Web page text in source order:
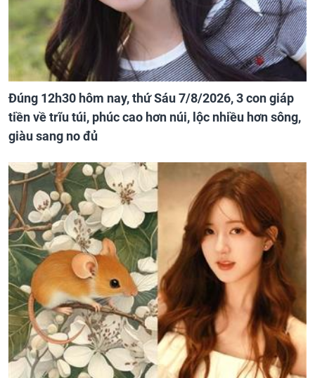
Đúng 12h30 hôm nay, thứ Sáu 7/8/2026, 3 con giáp
tiền về trĩu túi, phúc cao hơn núi, lộc nhiều hơn sông,
giàu sang no đủ